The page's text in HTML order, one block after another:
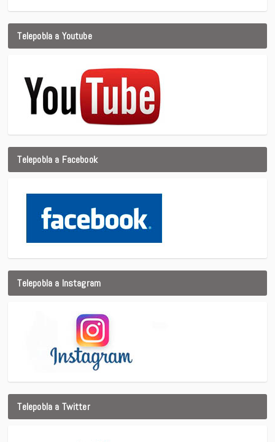
Telepobla a Youtube
Telepobla a Facebook
Telepobla a Instagram
Telepobla a Twitter